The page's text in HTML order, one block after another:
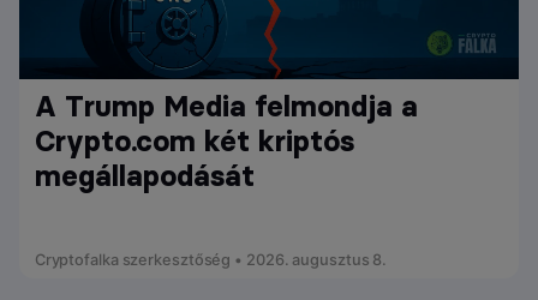
A Trump Media felmondja a
Crypto.com két kriptós
megállapodását
Cryptofalka szerkesztőség • 2026. augusztus 8.